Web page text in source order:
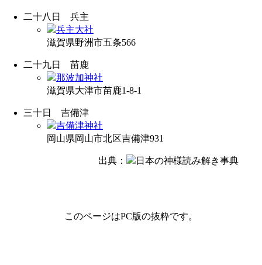
二十八日
兵主
兵主大社
滋賀県野洲市五条566
二十九日
苗鹿
那波加神社
滋賀県大津市苗鹿1-8-1
三十日
吉備津
吉備津神社
岡山県岡山市北区吉備津931
出典： 日本の神様読み解き事典
このページはPC版の抜粋です。